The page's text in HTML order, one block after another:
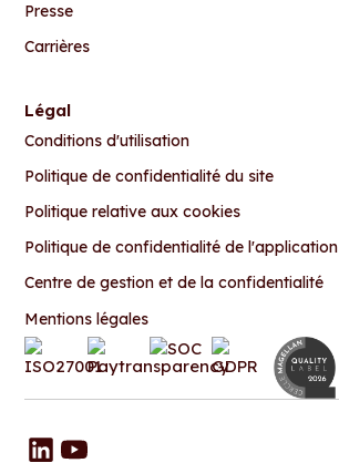
Presse
Carrières
Légal
Conditions d'utilisation
Politique de confidentialité du site
Politique relative aux cookies
Politique de confidentialité de l'application
Centre de gestion et de la confidentialité
Mentions légales